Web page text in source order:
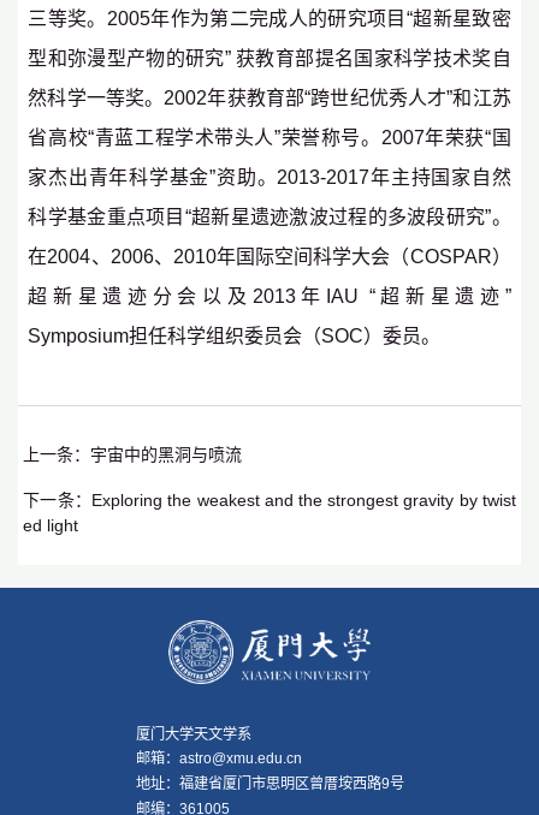
三等奖。2005年作为第二完成人的研究项目“超新星致密
型和弥漫型产物的研究” 获教育部提名国家科学技术奖自
然科学一等奖。2002年获教育部“跨世纪优秀人才”和江苏
省高校“青蓝工程学术带头人”荣誉称号。2007年荣获“国
家杰出青年科学基金”资助。2013-2017年主持国家自然
科学基金重点项目“超新星遗迹激波过程的多波段研究”。
在2004、2006、2010年国际空间科学大会（COSPAR）
超新星遗迹分会以及2013年IAU “超新星遗迹”
Symposium担任科学组织委员会（SOC）委员。
上一条： 宇宙中的黑洞与喷流
下一条： Exploring the weakest and the strongest gravity by twist
ed light
厦门大学天文学系
邮箱：astro@xmu.edu.cn
地址：福建省厦门市思明区曾厝垵西路9号
邮编：361005